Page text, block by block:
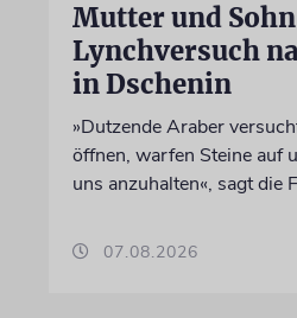
Mutter und
Lynchversuch
in Dschenin
»Dutzende Araber
öffnen, warfen Steine auf
uns anzuhalten«, sagt die
07.08.2026